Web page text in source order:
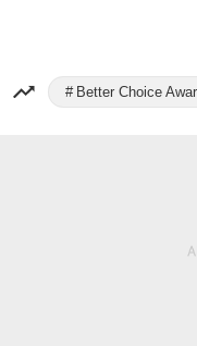
Better Choice